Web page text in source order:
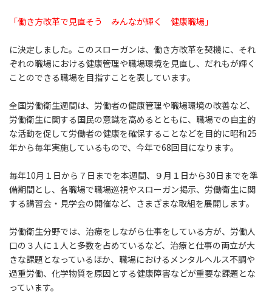
「働き方改革で見直そう みんなが輝く 健康職場」
に決定しました。このスローガンは、働き方改革を契機に、それ
ぞれの職場における健康管理や職場環境を見直し、だれもが輝く
ことのできる職場を目指すことを表しています。
全国労働衛生週間は、労働者の健康管理や職場環境の改善など、
労働衛生に関する国民の意識を高めるとともに、職場での自主的
な活動を促して労働者の健康を確保することなどを目的に昭和25
年から毎年実施しているもので、今年で68回目になります。
毎年10月１日から７日までを本週間、９月１日から30日までを準
備期間とし、各職場で職場巡視やスローガン掲示、労働衛生に関
する講習会・見学会の開催など、さまざまな取組を展開します。
労働衛生分野では、治療をしながら仕事をしている方が、労働人
口の３人に１人と多数を占めているなど、治療と仕事の両立が大
きな課題となっているほか、職場におけるメンタルヘルス不調や
過重労働、化学物質を原因とする健康障害などが重要な課題とな
っています。